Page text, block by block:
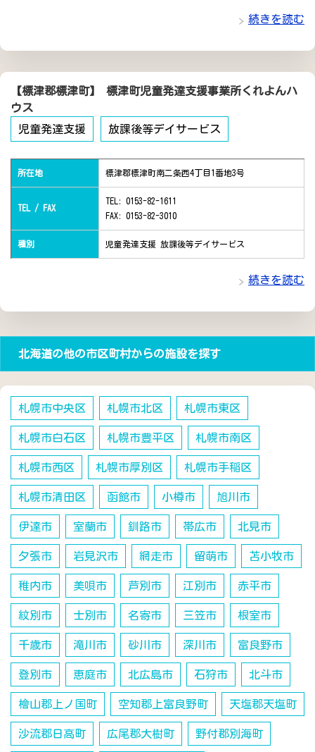
続きを読む
【標津郡標津町】 標津町児童発達支援事業所くれよんハ
ウス
児童発達支援
放課後等デイサービス
所在地 標津郡標津町南二条西4丁目1番地3号
TEL / FAX
TEL: 0153-82-1611
FAX: 0153-82-3010
種別 児童発達支援 放課後等デイサービス
続きを読む
北海道の他の市区町村からの施設を探す
札幌市中央区 札幌市北区 札幌市東区
札幌市白石区 札幌市豊平区 札幌市南区
札幌市西区 札幌市厚別区 札幌市手稲区
札幌市清田区 函館市 小樽市 旭川市
伊達市 室蘭市 釧路市 帯広市 北見市
夕張市 岩見沢市 網走市 留萌市 苫小牧市
稚内市 美唄市 芦別市 江別市 赤平市
紋別市 士別市 名寄市 三笠市 根室市
千歳市 滝川市 砂川市 深川市 富良野市
登別市 恵庭市 北広島市 石狩市 北斗市
檜山郡上ノ国町 空知郡上富良野町 天塩郡天塩町
沙流郡日高町 広尾郡大樹町 野付郡別海町